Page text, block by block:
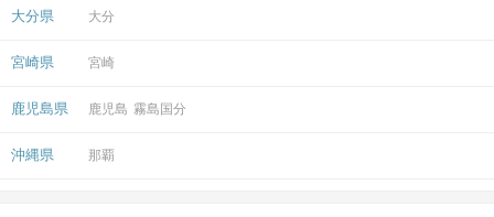
大分県 大分
宮崎県 宮崎
鹿児島県 鹿児島 霧島国分
沖縄県 那覇